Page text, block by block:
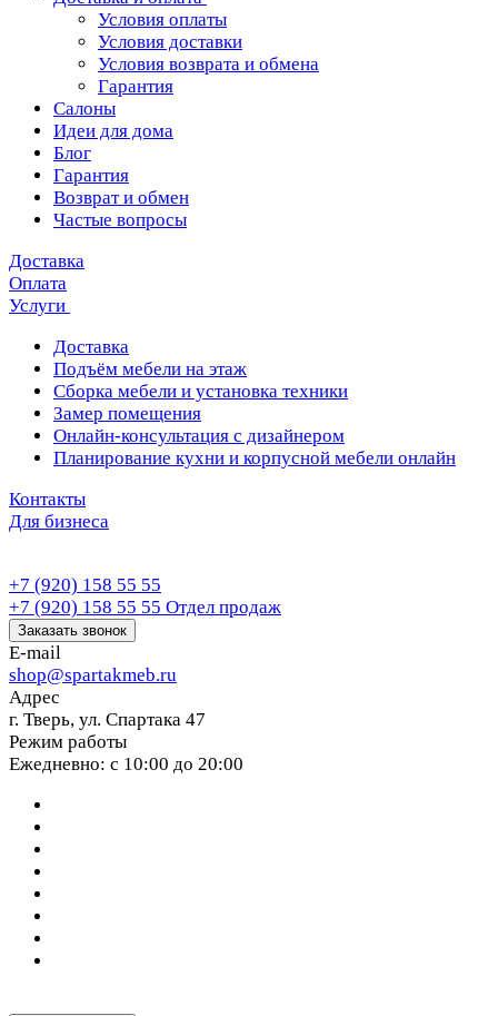
Условия оплаты
Условия доставки
Условия возврата и обмена
Гарантия
Салоны
Идеи для дома
Блог
Гарантия
Возврат и обмен
Частые вопросы
Доставка
Оплата
Услуги
Доставка
Подъём мебели на этаж
Сборка мебели и установка техники
Замер помещения
Онлайн-консультация с дизайнером
Планирование кухни и корпусной мебели онлайн
Контакты
Для бизнеса
+7 (920) 158 55 55
+7 (920) 158 55 55 Отдел продаж
Заказать звонок
E-mail
shop@spartakmeb.ru
Адрес
г. Тверь, ул. Спартака 47
Режим работы
Ежедневно: с 10:00 до 20:00